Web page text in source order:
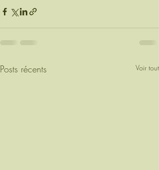
Posts récents Voir tout